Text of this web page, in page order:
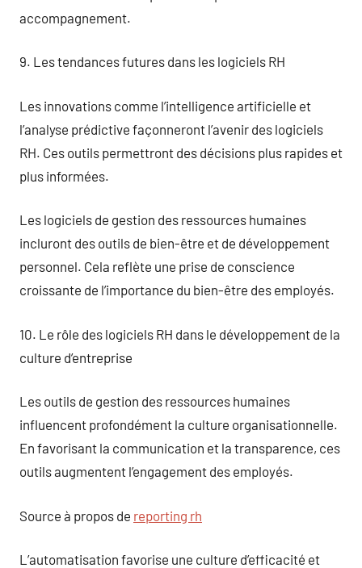
accompagnement.
9. Les tendances futures dans les logiciels RH
Les innovations comme l’intelligence artificielle et
l’analyse prédictive façonneront l’avenir des logiciels
RH. Ces outils permettront des décisions plus rapides et
plus informées.
Les logiciels de gestion des ressources humaines
incluront des outils de bien-être et de développement
personnel. Cela reflète une prise de conscience
croissante de l’importance du bien-être des employés.
10. Le rôle des logiciels RH dans le développement de la
culture d’entreprise
Les outils de gestion des ressources humaines
influencent profondément la culture organisationnelle.
En favorisant la communication et la transparence, ces
outils augmentent l’engagement des employés.
Source à propos de reporting rh
L’automatisation favorise une culture d’efficacité et